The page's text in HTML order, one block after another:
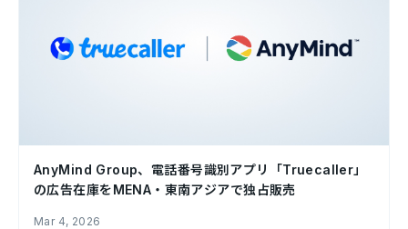
AnyMind Group、電話番号識別アプリ「Truecaller」
の広告在庫をMENA・東南アジアで独占販売
Mar 4, 2026